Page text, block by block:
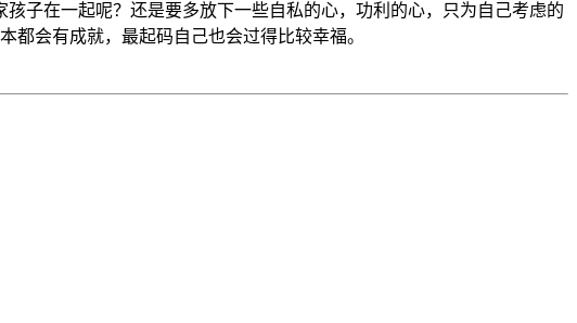
子在一起呢？还是要多放下一些自私的心，功利的心，只为自己考虑的
会有成就，最起码自己也会过得比较幸福。